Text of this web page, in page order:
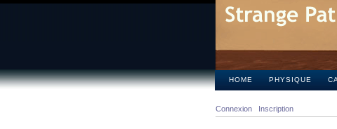
HOME PHYSIQUE
Connexion Inscription